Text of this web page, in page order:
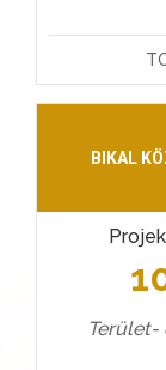
BIKAL
Terület-